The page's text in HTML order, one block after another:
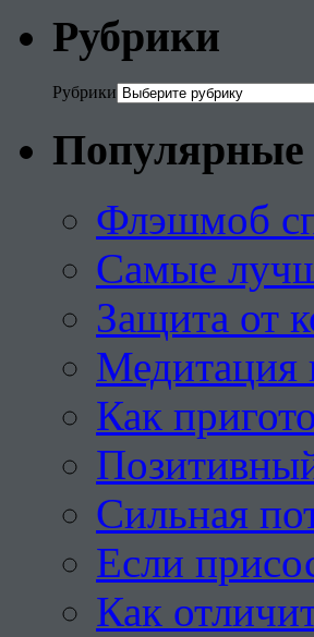
Рубрики
Рубрики
Флэшмоб
Самые
Защита от
Медитация
Как
Сильная
Если
Как